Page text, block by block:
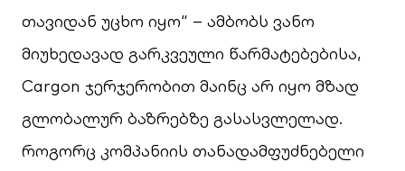
თავიდან უცხო იყო“ – ამბობს ვანო
მიუხედავად გარკვეული წარმატებებისა,
Cargon ჯერჯერობით მაინც არ იყო მზად
გლობალურ ბაზრებზე გასასვლელად.
როგორც კომპანიის თანადამფუძნებელი